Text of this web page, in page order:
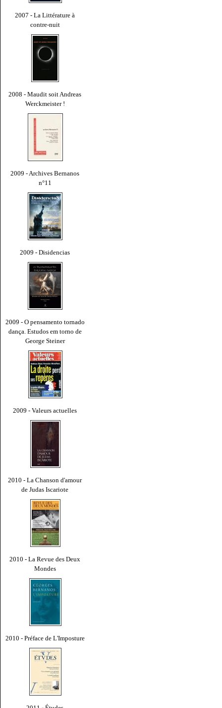
2007 - La Littérature à
contre-nuit
2008 - Maudit soit Andreas
Werckmeister !
2009 - Archives Bernanos
n°11
2009 - Disidencias
2009 - O pensamento tornado
dança. Estudos em torno de
George Steiner
2009 - Valeurs actuelles
2010 - La Chanson d'amour
de Judas Iscariote
2010 - La Revue des Deux
Mondes
2010 - Préface de L'Imposture